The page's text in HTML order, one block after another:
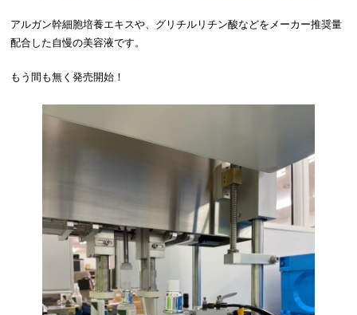
アルガン幹細胞培養エキスや、グリチルリチン酸などをメーカー推奨量
配合した自慢の美容液です。
もう間も無く発売開始！